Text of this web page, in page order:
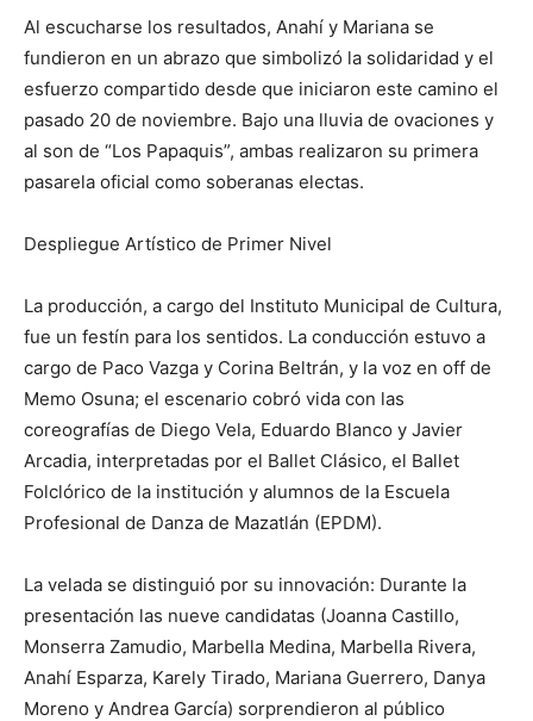
Al escucharse los resultados, Anahí y Mariana se
fundieron en un abrazo que simbolizó la solidaridad y el
esfuerzo compartido desde que iniciaron este camino el
pasado 20 de noviembre. Bajo una lluvia de ovaciones y
al son de “Los Papaquis”, ambas realizaron su primera
pasarela oficial como soberanas electas.
Despliegue Artístico de Primer Nivel
La producción, a cargo del Instituto Municipal de Cultura,
fue un festín para los sentidos. La conducción estuvo a
cargo de Paco Vazga y Corina Beltrán, y la voz en off de
Memo Osuna; el escenario cobró vida con las
coreografías de Diego Vela, Eduardo Blanco y Javier
Arcadia, interpretadas por el Ballet Clásico, el Ballet
Folclórico de la institución y alumnos de la Escuela
Profesional de Danza de Mazatlán (EPDM).
La velada se distinguió por su innovación: Durante la
presentación las nueve candidatas (Joanna Castillo,
Monserra Zamudio, Marbella Medina, Marbella Rivera,
Anahí Esparza, Karely Tirado, Mariana Guerrero, Danya
Moreno y Andrea García) sorprendieron al público